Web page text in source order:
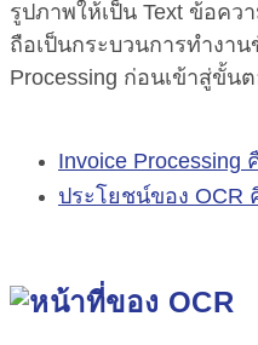
รูปภาพให้เป็น Text ข้อคว
ถือเป็นกระบวนการทำงา
Processing ก่อนเข้าสู่ขั้น
Invoice Processing
ประโยชน์ของ OCR